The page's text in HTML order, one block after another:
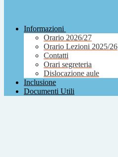
Informazioni
Orario 2026/27
Orario Lezioni 2025/26
Contatti
Orari segreteria
Dislocazione aule
Inclusione
Documenti Utili